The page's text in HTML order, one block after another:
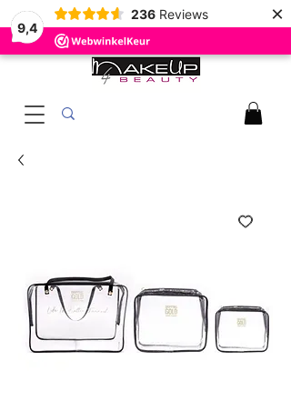
9,4
236 Reviews ×